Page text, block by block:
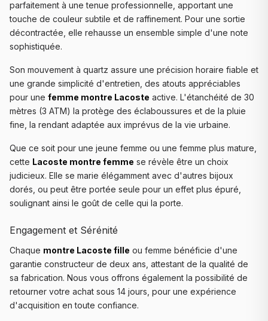
parfaitement à une tenue professionnelle, apportant une
touche de couleur subtile et de raffinement. Pour une sortie
décontractée, elle rehausse un ensemble simple d'une note
sophistiquée.
Son mouvement à quartz assure une précision horaire fiable et
une grande simplicité d'entretien, des atouts appréciables
pour une femme montre Lacoste active. L'étanchéité de 30
mètres (3 ATM) la protège des éclaboussures et de la pluie
fine, la rendant adaptée aux imprévus de la vie urbaine.
Que ce soit pour une jeune femme ou une femme plus mature,
cette Lacoste montre femme se révèle être un choix
judicieux. Elle se marie élégamment avec d'autres bijoux
dorés, ou peut être portée seule pour un effet plus épuré,
soulignant ainsi le goût de celle qui la porte.
Engagement et Sérénité
Chaque montre Lacoste fille ou femme bénéficie d'une
garantie constructeur de deux ans, attestant de la qualité de
sa fabrication. Nous vous offrons également la possibilité de
retourner votre achat sous 14 jours, pour une expérience
d'acquisition en toute confiance.